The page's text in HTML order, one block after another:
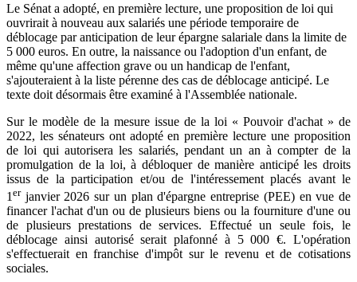
Le Sénat a adopté, en première lecture, une proposition de loi qui
ouvrirait à nouveau aux salariés une période temporaire de
déblocage par anticipation de leur épargne salariale dans la limite de
5 000 euros. En outre, la naissance ou l'adoption d'un enfant, de
même qu'une affection grave ou un handicap de l'enfant,
s'ajouteraient à la liste pérenne des cas de déblocage anticipé. Le
texte doit désormais être examiné à l'Assemblée nationale.
Sur le modèle de la mesure issue de la loi « Pouvoir d'achat » de
2022, les sénateurs ont adopté en première lecture une proposition
de loi qui autorisera les salariés, pendant un an à compter de la
promulgation de la loi, à débloquer de manière anticipé les droits
issus de la participation et/ou de l'intéressement placés avant le
1 erjanvier 2026 sur un plan d'épargne entreprise (PEE) en vue de
financer l'achat d'un ou de plusieurs biens ou la fourniture d'une ou
de plusieurs prestations de services. Effectué un seule fois, le
déblocage ainsi autorisé serait plafonné à 5 000 €. L'opération
s'effectuerait en franchise d'impôt sur le revenu et de cotisations
sociales.